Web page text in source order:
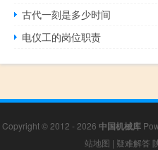
古代一刻是多少时间
电仪工的岗位职责
Copyright © 2012 - 2026 中国机械库
站地图 | 疑难解答